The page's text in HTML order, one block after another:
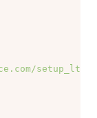
setup_lts.x